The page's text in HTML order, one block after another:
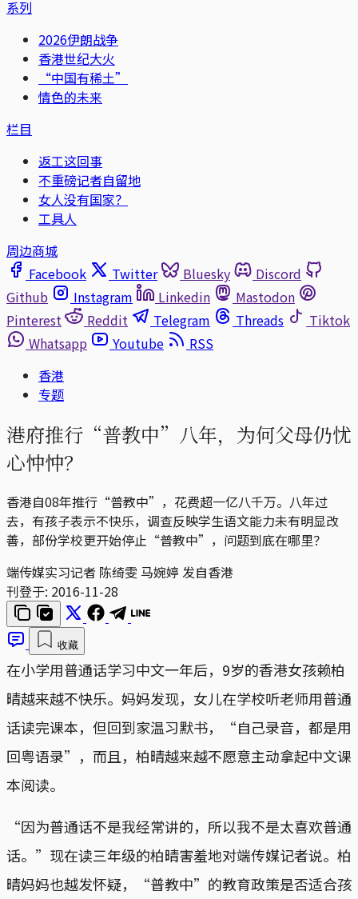
系列
2026伊朗战争
香港世纪大火
“中国有稀土”
情色的未来
栏目
返工这回事
不重磅记者自留地
女人没有国家？
工具人
周边商城
Facebook
Twitter Bluesky
Discord
Github
Instagram Linkedin
Mastodon
Pinterest
Reddit Telegram Threads
Tiktok
Whatsapp
Youtube
RSS
香港
专题
港府推行“普教中”八年，为何父母仍忧
心忡忡？
香港自08年推行“普教中”，花费超一亿八千万。八年过
去，有孩子表示不快乐，调查反映学生语文能力未有明显改
善，部份学校更开始停止“普教中”，问题到底在哪里？
端传媒实习记者 陈绮雯 马婉婷 发自香港
刊登于: 2016-11-28
收藏
在小学用普通话学习中文一年后，9岁的香港女孩赖柏
晴越来越不快乐。妈妈发现，女儿在学校听老师用普通
话读完课本，但回到家温习默书，“自己录音，都是用
回粤语录”，而且，柏晴越来越不愿意主动拿起中文课
本阅读。
“因为普通话不是我经常讲的，所以我不是太喜欢普通
话。”现在读三年级的柏晴害羞地对端传媒记者说。柏
晴妈妈也越发怀疑，“普教中”的教育政策是否适合孩